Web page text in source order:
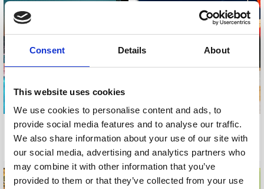
Consent Details About
This website uses cookies
We use cookies to personalise content and ads, to
provide social media features and to analyse our traffic.
We also share information about your use of our site with
our social media, advertising and analytics partners who
may combine it with other information that you’ve
provided to them or that they’ve collected from your use
ACROBATIC SHOW
FESTA 2024 TRADITIONAL
DUBROVNIK DINNER